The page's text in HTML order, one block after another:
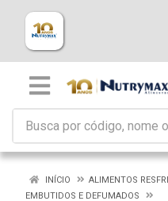
INÍCIO
ALIMENTOS
EMBUTIDOS E DEFUMADOS